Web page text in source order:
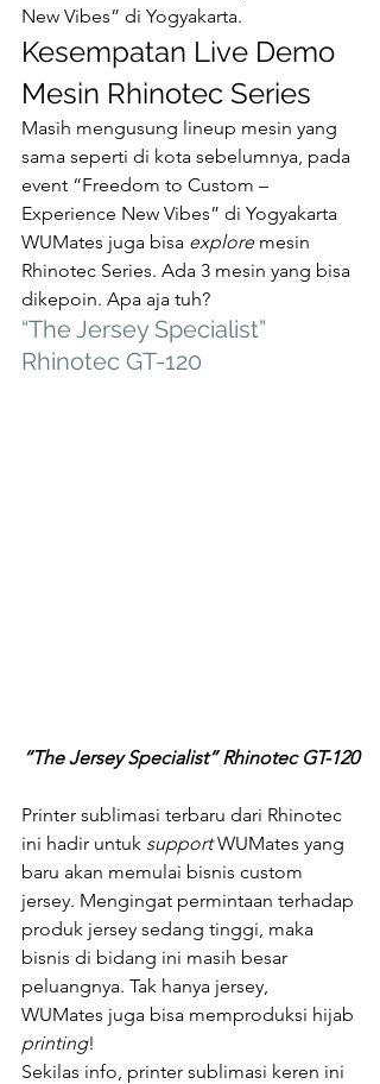
New Vibes” di Yogyakarta.
Kesempatan Live Demo
Mesin Rhinotec Series
Masih mengusung lineup mesin yang
sama seperti di kota sebelumnya, pada
event “Freedom to Custom –
Experience New Vibes” di Yogyakarta
WUMates juga bisa explore mesin
Rhinotec Series. Ada 3 mesin yang bisa
dikepoin. Apa aja tuh?
“The Jersey Specialist”
Rhinotec GT-120
“The Jersey Specialist” Rhinotec GT-120
Printer sublimasi terbaru dari Rhinotec
ini hadir untuk support WUMates yang
baru akan memulai bisnis custom
jersey. Mengingat permintaan terhadap
produk jersey sedang tinggi, maka
bisnis di bidang ini masih besar
peluangnya. Tak hanya jersey,
WUMates juga bisa memproduksi hijab
printing!
Sekilas info, printer sublimasi keren ini